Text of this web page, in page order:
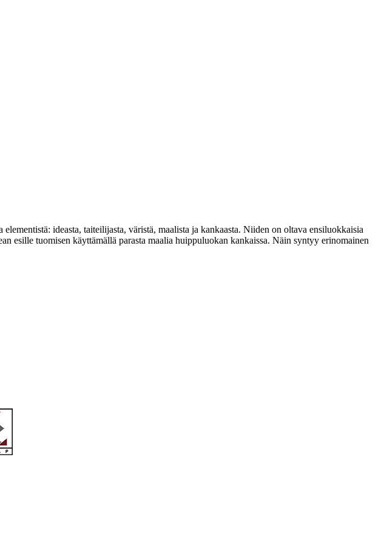
ideasta, taiteilijasta, väristä, maalista ja kankaasta. Niiden on oltava ensiluokkaisia
esille tuomisen käyttämällä parasta maalia huippuluokan kankaissa. Näin syntyy erinomainen